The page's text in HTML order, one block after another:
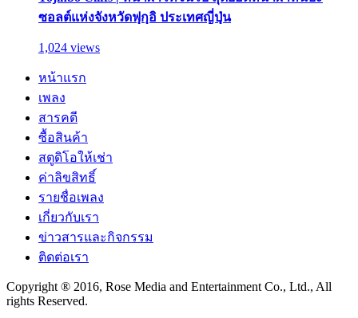
ซอลต์แห่งจังหวัดฟุกุอิ ประเทศญี่ปุ่น
1,024 views
หน้าแรก
เพลง
สารคดี
ซื้อสินค้า
สตูดิโอให้เช่า
ค่าลิขสิทธิ์
รายชื่อเพลง
เกี่ยวกับเรา
ข่าวสารและกิจกรรม
ติดต่อเรา
Copyright ® 2016, Rose Media and Entertainment Co., Ltd., All
rights Reserved.